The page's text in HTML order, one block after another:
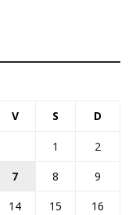
V S D
1
2
7 8
9
14 15
16